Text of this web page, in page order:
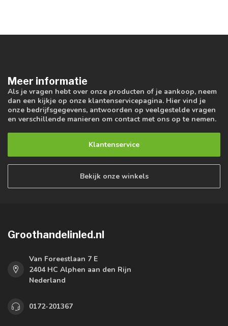
Meer informatie
Als je vragen hebt over onze producten of je aankoop, neem
dan een kijkje op onze klantenservicepagina. Hier vind je
onze bedrijfsgegevens, antwoorden op veelgestelde vragen
en verschillende manieren om contact met ons op te nemen.
Klantenservice
Bekijk onze winkels
Groothandelinled.nl
Van Foreestlaan 7 E
2404 HC Alphen aan den Rijn
Nederland
0172-201367